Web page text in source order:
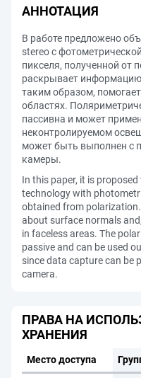
АННОТАЦИЯ
В работе предложено
stereo с
пикселя, полученной от
раскрывает
таким образом,
областях.
пассивна и может
неконтролируемом
может быть выполнен с
камеры.
In this paper, it is
technology with
obtained from
about surface normals
in faceless areas. The
passive and can be used
since data capture can be
camera.
ПРАВА НА
ХРАНЕНИЯ
Место доступа